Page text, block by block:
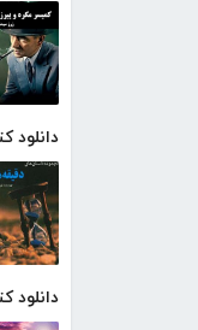
دانلود
دانلود